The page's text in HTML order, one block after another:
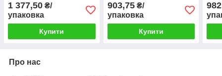
1 377,50 ₴/
упаковка
Купити
903,75₴/
упаковка
Купити
Про нас